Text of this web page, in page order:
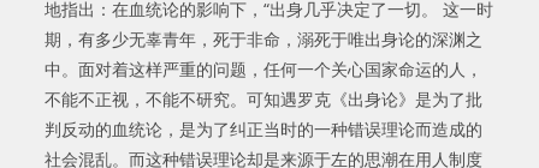
地指出：在血统论的影响下，“出身几乎决定了一切。 这一时
期，有多少无辜青年，死于非命，溺死于唯出身论的深渊之
中。面对着这样严重的问题，任何一个关心国家命运的人，
不能不正视，不能不研究。可知遇罗克《出身论》是为了批
判反动的血统论，是为了纠正当时的一种错误理论而造成的
社会混乱。而这种错误理论却是来源于左的思潮在用人制度